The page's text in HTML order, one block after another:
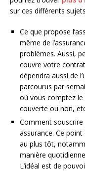
sur ces différents
Ce que propose
même de
problèmes. Aussi,
couvre votre
dépendra aussi de
parcourus par
où vous comptez le
couverte ou non,
Comment
assurance. Ce
au plus tôt,
manière
L’idéal est de